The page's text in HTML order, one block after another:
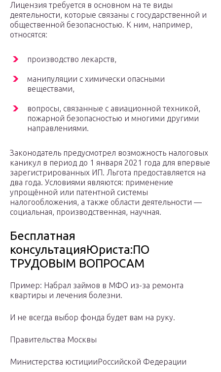
Лицензия требуется в основном на те виды
деятельности, которые связаны с государственной и
общественной безопасностью. К ним, например,
относятся:
производство лекарств,
манипуляции с химически опасными
веществами,
вопросы, связанные с авиационной техникой,
пожарной безопасностью и многими другими
направлениями.
Законодатель предусмотрел возможность налоговых
каникул в период до 1 января 2021 года для впервые
зарегистрированных ИП. Льгота предоставляется на
два года. Условиями являются: применение
упрощённой или патентной системы
налогообложения, а также области деятельности —
социальная, производственная, научная.
Бесплатная
консультацияЮриста:ПО
ТРУДОВЫМ ВОПРОСАМ
Пример: Набрал займов в МФО из-за ремонта
квартиры и лечения болезни.
И не всегда выбор фонда будет вам на руку.
Правительства Москвы
Министерства юстицииРоссийской Федерации